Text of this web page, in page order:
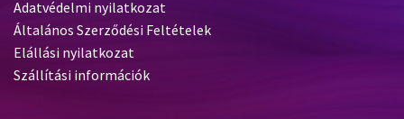
Adatvédelmi nyilatkozat
Általános Szerződési Feltételek
Elállási nyilatkozat
Szállítási információk